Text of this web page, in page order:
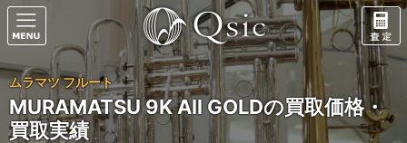
ムラマツ フルート
MURAMATSU 9K All GOLDの買取価格・
買取実績